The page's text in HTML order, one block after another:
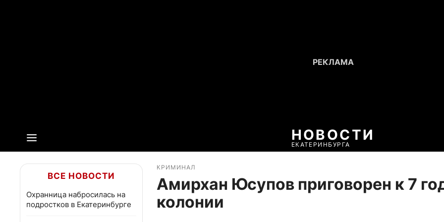
НОВОСТИ
ЕКАТЕРИНБУРГА
ВСЕ НОВОСТИ
Охранница набросилась на
подростков в Екатеринбурге
КРИМИНАЛ
Амирхан Юсупов приговорен к 7
колонии